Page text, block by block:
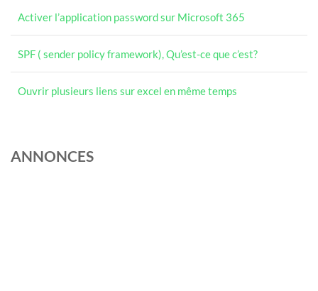
Activer l’application password sur Microsoft 365
SPF ( sender policy framework), Qu’est-ce que c’est?
Ouvrir plusieurs liens sur excel en même temps
ANNONCES